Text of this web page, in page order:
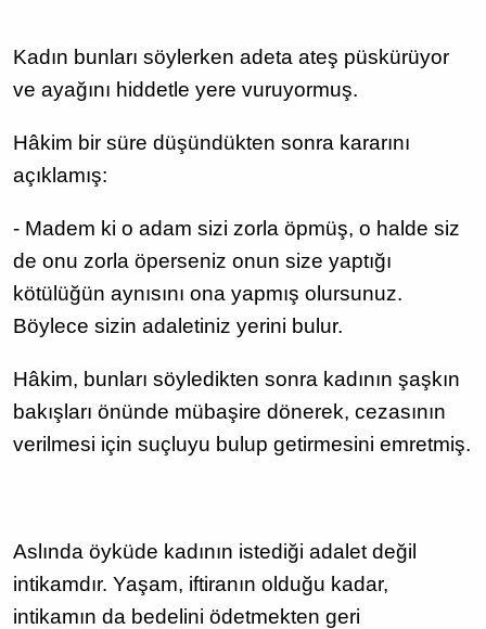
Kadın bunları söylerken adeta ateş püskürüyor
ve ayağını hiddetle yere vuruyormuş.
Hâkim bir süre düşündükten sonra kararını
açıklamış:
- Madem ki o adam sizi zorla öpmüş, o halde siz
de onu zorla öperseniz onun size yaptığı
kötülüğün aynısını ona yapmış olursunuz.
Böylece sizin adaletiniz yerini bulur.
Hâkim, bunları söyledikten sonra kadının şaşkın
bakışları önünde mübaşire dönerek, cezasının
verilmesi için suçluyu bulup getirmesini emretmiş.
Aslında öyküde kadının istediği adalet değil
intikamdır. Yaşam, iftiranın olduğu kadar,
intikamın da bedelini ödetmekten geri